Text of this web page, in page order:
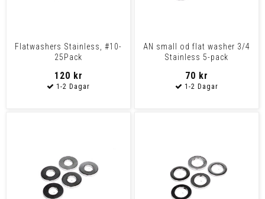
Flatwashers Stainless, #10-
25Pack
120 kr
AN small od flat washer 3/4
Stainless 5-pack
70 kr